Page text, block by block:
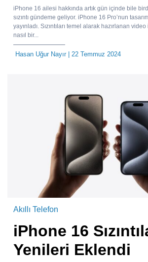
iPhone 16 ailesi hakkında artık gün içinde bile
sızıntı gündeme geliyor. iPhone 16 Pro’nun
yayınladı. Sızıntıları temel alarak hazırlanan
nasıl bir...
Hasan Uğur Nayır| 22 Temmuz 2024
Akıllı Telefon
iPhone 16
Yenileri Eklendi